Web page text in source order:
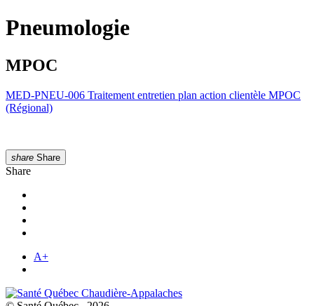
Pneumologie
MPOC
MED-PNEU-006 Traitement entretien plan action clientèle MPOC
(Régional)
share Share
Share
A+